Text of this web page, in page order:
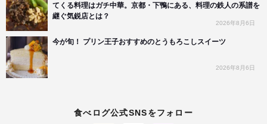
てくる料理はガチ中華。京都・下鴨にある、料理の鉄人の系譜を
継ぐ気鋭店とは？
2026年8月6日
今が旬！ プリン王子おすすめのとうもろこしスイーツ
2026年8月6日
食べログ公式SNSをフォロー